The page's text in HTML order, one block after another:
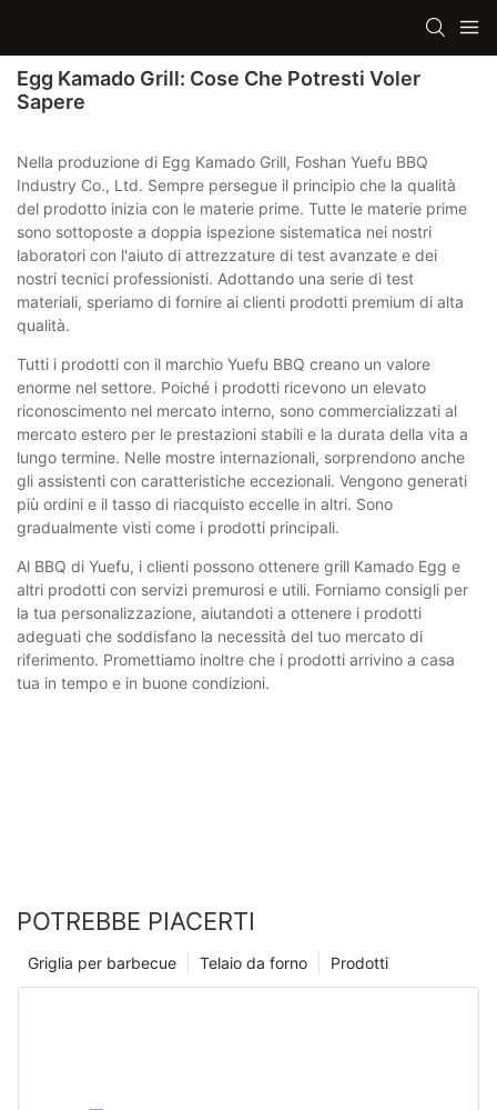
Egg Kamado Grill: Cose Che Potresti Voler
Sapere
Nella produzione di Egg Kamado Grill, Foshan Yuefu BBQ
Industry Co., Ltd. Sempre persegue il principio che la qualità
del prodotto inizia con le materie prime. Tutte le materie prime
sono sottoposte a doppia ispezione sistematica nei nostri
laboratori con l'aiuto di attrezzature di test avanzate e dei
nostri tecnici professionisti. Adottando una serie di test
materiali, speriamo di fornire ai clienti prodotti premium di alta
qualità.
Tutti i prodotti con il marchio Yuefu BBQ creano un valore
enorme nel settore. Poiché i prodotti ricevono un elevato
riconoscimento nel mercato interno, sono commercializzati al
mercato estero per le prestazioni stabili e la durata della vita a
lungo termine. Nelle mostre internazionali, sorprendono anche
gli assistenti con caratteristiche eccezionali. Vengono generati
più ordini e il tasso di riacquisto eccelle in altri. Sono
gradualmente visti come i prodotti principali.
Al BBQ di Yuefu, i clienti possono ottenere grill Kamado Egg e
altri prodotti con servizi premurosi e utili. Forniamo consigli per
la tua personalizzazione, aiutandoti a ottenere i prodotti
adeguati che soddisfano la necessità del tuo mercato di
riferimento. Promettiamo inoltre che i prodotti arrivino a casa
tua in tempo e in buone condizioni.
POTREBBE PIACERTI
Prodotti
Telaio da forno
Griglia per barbecue